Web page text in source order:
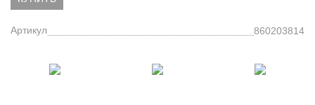
Артикул 860203814